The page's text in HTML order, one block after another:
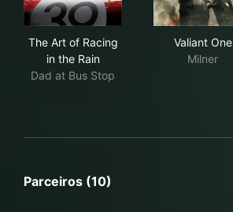
The Art of Racing
in the Rain
Dad at Bus Stop
Valiant One
Milner
Parceiros (10)